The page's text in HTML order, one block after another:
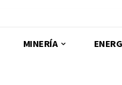
MINERÍA